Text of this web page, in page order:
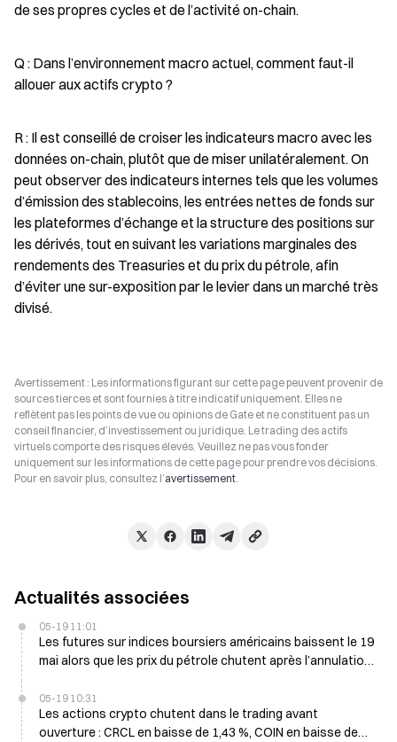
de ses propres cycles et de l’activité on-chain.
Q : Dans l’environnement macro actuel, comment faut-il
allouer aux actifs crypto ?
R : Il est conseillé de croiser les indicateurs macro avec les
données on-chain, plutôt que de miser unilatéralement. On
peut observer des indicateurs internes tels que les volumes
d’émission des stablecoins, les entrées nettes de fonds sur
les plateformes d’échange et la structure des positions sur
les dérivés, tout en suivant les variations marginales des
rendements des Treasuries et du prix du pétrole, afin
d’éviter une sur-exposition par le levier dans un marché très
divisé.
Avertissement : Les informations figurant sur cette page peuvent provenir de
sources tierces et sont fournies à titre indicatif uniquement. Elles ne
reflètent pas les points de vue ou opinions de Gate et ne constituent pas un
conseil financier, d’investissement ou juridique. Le trading des actifs
virtuels comporte des risques élevés. Veuillez ne pas vous fonder
uniquement sur les informations de cette page pour prendre vos décisions.
Pour en savoir plus, consultez l’avertissement.
Actualités associées
05-19 11:01
Les futures sur indices boursiers américains baissent le 19
mai alors que les prix du pétrole chutent après l’annulation
05-19 10:31
Les actions crypto chutent dans le trading avant
ouverture : CRCL en baisse de 1,43 %, COIN en baisse de